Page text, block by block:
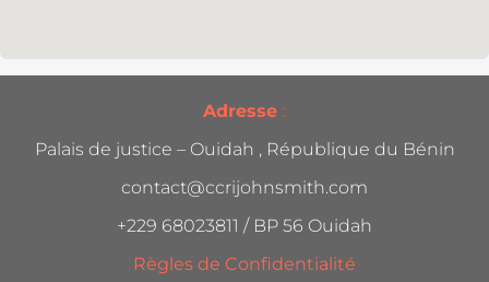
Adresse :
Palais de justice – Ouidah , République du Bénin
contact@ccrijohnsmith.com
+229 68023811 / BP 56 Ouidah
Règles de Confidentialité